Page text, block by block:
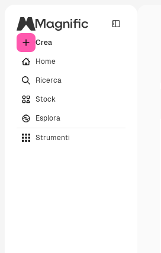
Crea
Home
Ricerca
Stock
Esplora
Strumenti